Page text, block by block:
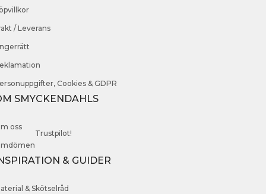
/ Leverans
Cookies & GDPR
SMYCKENDAHLS
oss
Trustpilot!
& GUIDER
& Skötselråd